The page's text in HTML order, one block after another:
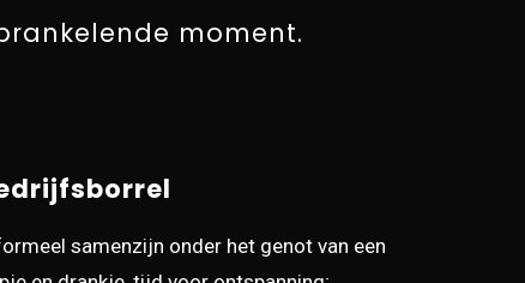
moment.
samenzijn onder het genot van een